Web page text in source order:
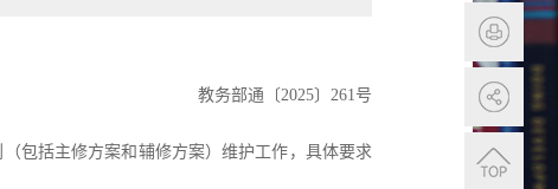
教务部通〔2025〕 261号
（包括主修方案和辅修方案）维护工作，具体要求